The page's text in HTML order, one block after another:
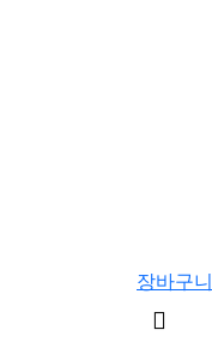
장바구니
검